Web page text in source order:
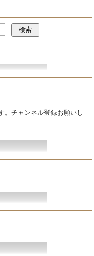
。チャンネル登録お願いし